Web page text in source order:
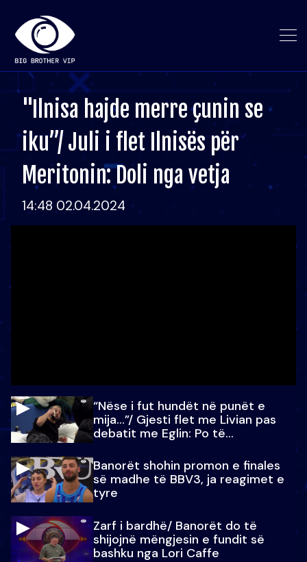
"Ilnisa hajde merre çunin se
iku”/ Juli i flet Ilnisës për
Meritonin: Doli nga vetja
14:48 02.04.2024
“Nëse i fut hundët në punët e
mija…”/ Gjesti flet me Livian pas
debatit me Eglin: Po të
Banorët shohin promon e finales
së madhe të BBV3, ja reagimet e
tyre
Zarf i bardhë/ Banorët do të
shijojnë mëngjesin e fundit së
bashku nga Lori Caffe